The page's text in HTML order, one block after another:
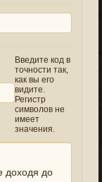
Введите код в
точности так,
как вы его
видите.
Регистр
символов не
имеет
значения.